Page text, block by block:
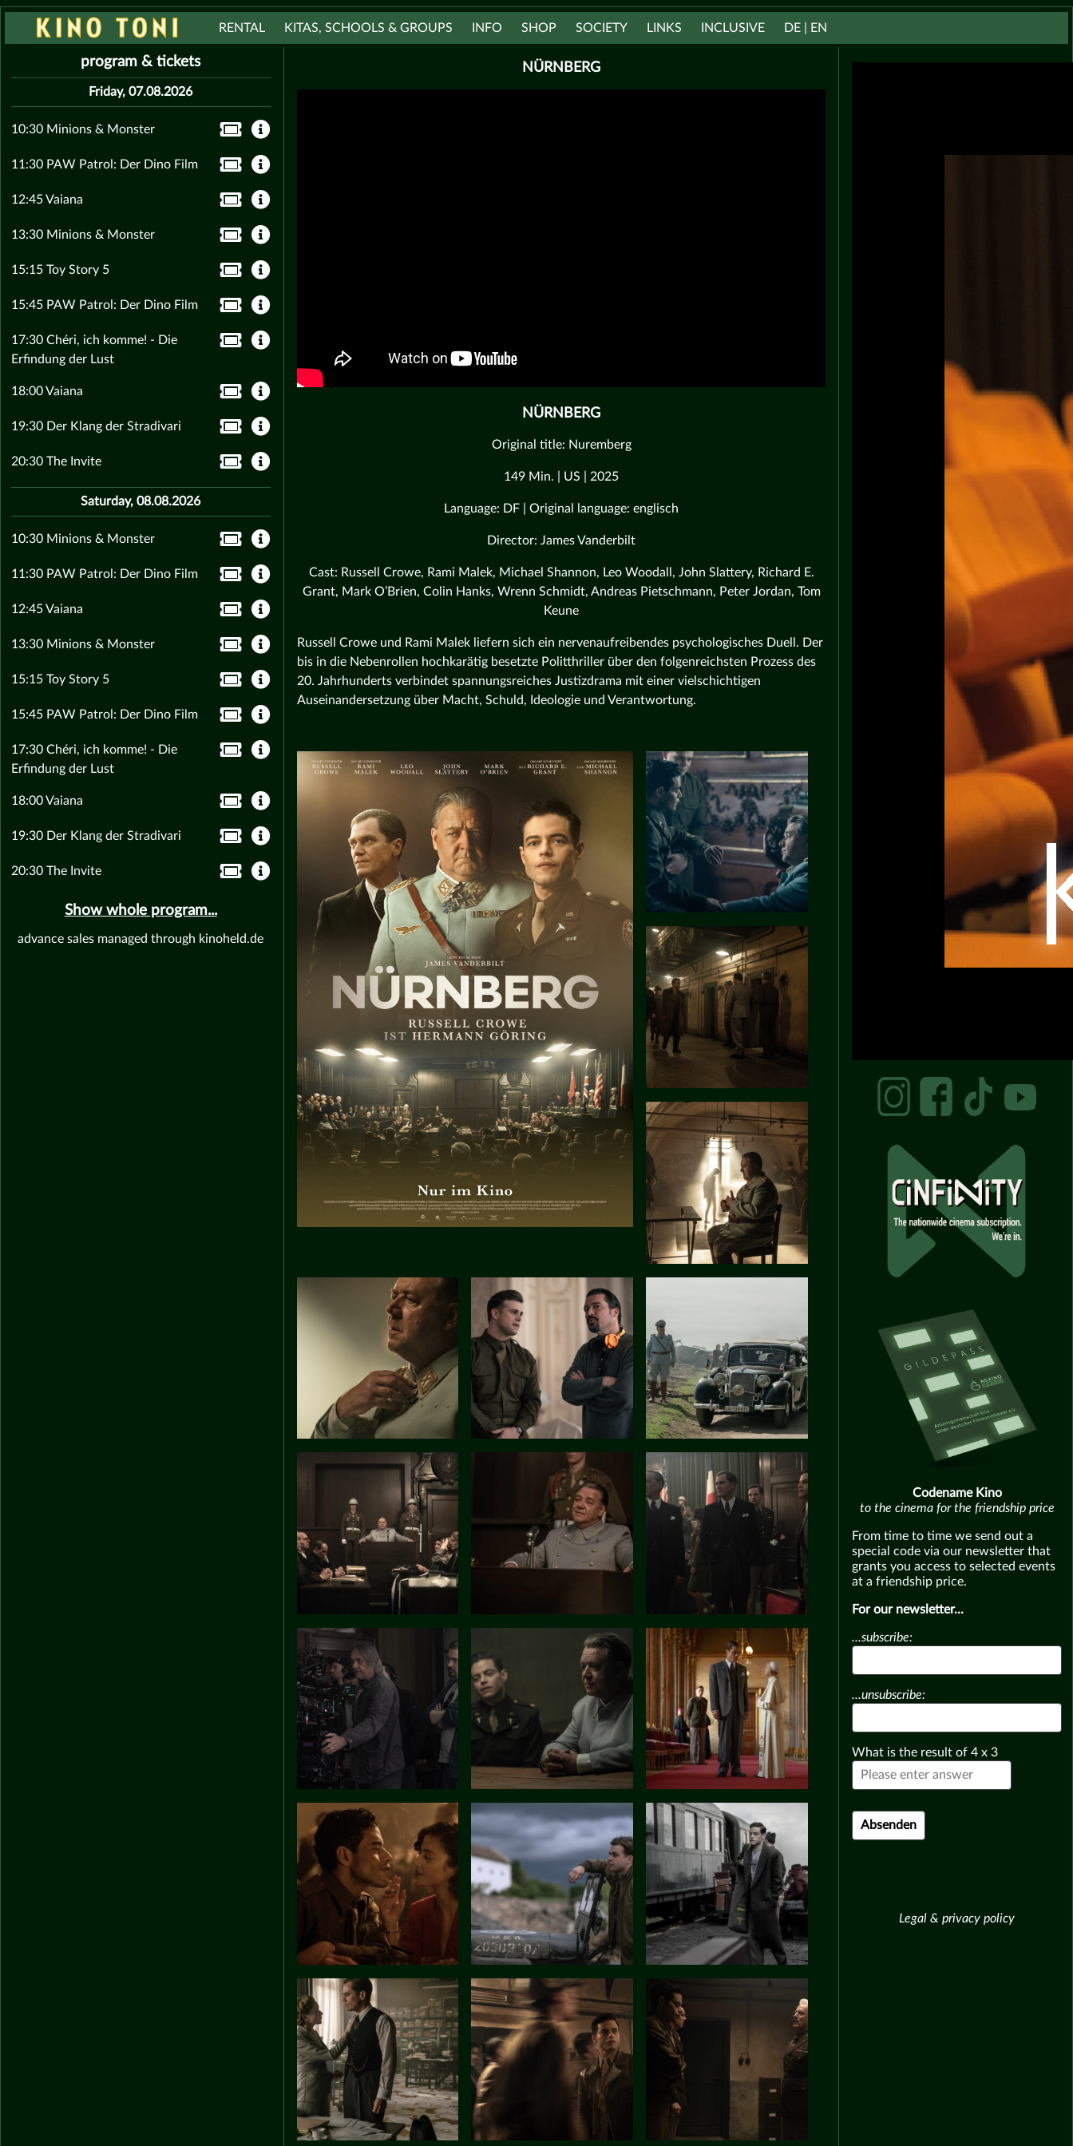
RENTAL KITAS, SCHOOLS & GROUPS INFO SHOP SOCIETY LINKS INCLUSIVE DE | EN
NÜRNBERG
NÜRNBERG
Original title: Nuremberg
149 Min. | US | 2025
Language: DF | Original language: englisch
Director: James Vanderbilt
Cast: Russell Crowe, Rami Malek, Michael Shannon, Leo Woodall, John Slattery, Richard E.
Grant, Mark O’Brien, Colin Hanks, Wrenn Schmidt, Andreas Pietschmann, Peter Jordan, Tom
Keune
Russell Crowe und Rami Malek liefern sich ein nervenaufreibendes psychologisches Duell. Der
bis in die Nebenrollen hochkarätig besetzte Politthriller über den folgenreichsten Prozess des
20. Jahrhunderts verbindet spannungsreiches Justizdrama mit einer vielschichtigen
Auseinandersetzung über Macht, Schuld, Ideologie und Verantwortung.
program & tickets
Friday, 07.08.2026
10:30 Minions & Monster
11:30 PAW Patrol: Der Dino Film
12:45 Vaiana
13:30 Minions & Monster
15:15 Toy Story 5
15:45 PAW Patrol: Der Dino Film
17:30 Chéri, ich komme! - Die
Erfindung der Lust
18:00 Vaiana
19:30 Der Klang der Stradivari
20:30 The Invite
Saturday, 08.08.2026
10:30 Minions & Monster
11:30 PAW Patrol: Der Dino Film
12:45 Vaiana
13:30 Minions & Monster
15:15 Toy Story 5
15:45 PAW Patrol: Der Dino Film
17:30 Chéri, ich komme! - Die
Erfindung der Lust
18:00 Vaiana
19:30 Der Klang der Stradivari
20:30 The Invite
Show whole program...
advance sales managed through kinoheld.de
Codename Kino
to the cinema for the friendship price
From time to time we send out a
special code via our newsletter that
grants you access to selected events
at a friendship price.
For our newsletter...
...subscribe:
...unsubscribe:
What is the result of4 x 3
Legal & privacy policy